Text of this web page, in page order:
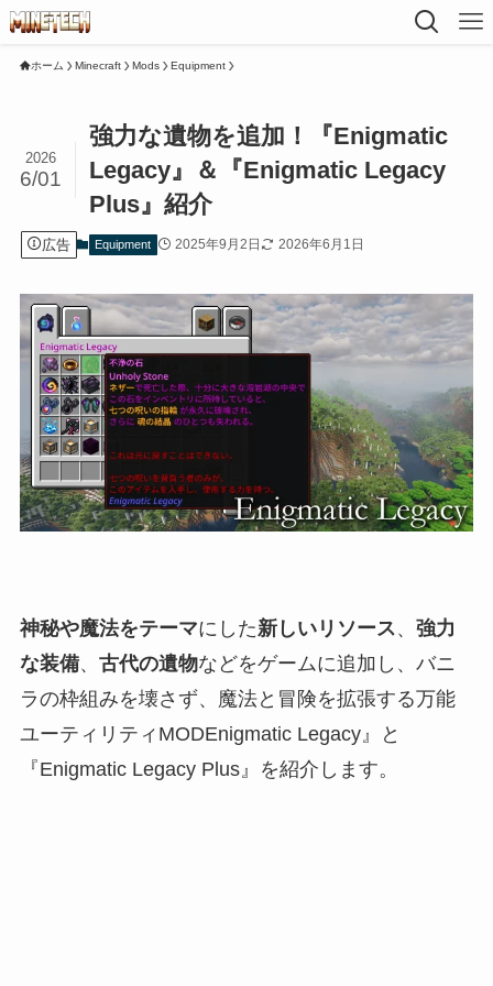
ホーム Minecraft Mods Equipment
強力な遺物を追加！『Enigmatic
Legacy』＆『Enigmatic Legacy
Plus』紹介
2026
6/01
広告 Equipment 2025年9月2日 2026年6月1日
神秘や魔法をテーマにした新しいリソース、 強力
な装備、 古代の遺物などをゲームに追加し、バニ
ラの枠組みを壊さず、魔法と冒険を拡張する万能
ユーティリティMODEnigmatic Legacy』と
『Enigmatic Legacy Plus』を紹介します。